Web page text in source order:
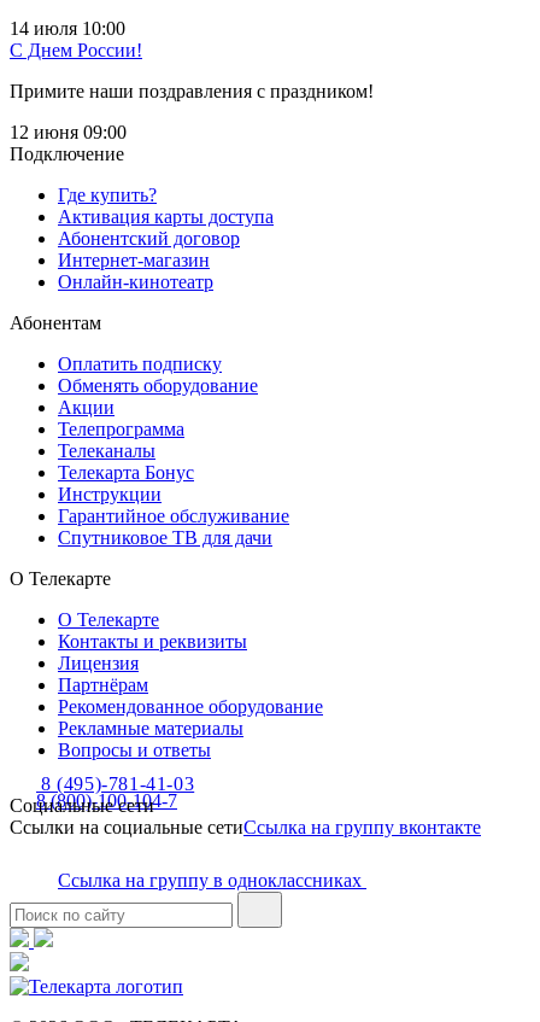
14 июля 10:00
С Днем России!
Примите наши поздравления с праздником!
12 июня 09:00
Подключение
Где купить?
Активация карты доступа
Абонентский договор
Интернет-магазин
Онлайн-кинотеатр
Абонентам
Оплатить подписку
Обменять оборудование
Акции
Телепрограмма
Телеканалы
Телекарта Бонус
Инструкции
Гарантийное обслуживание
Спутниковое ТВ для дачи
О Телекарте
О Телекарте
Контакты и реквизиты
Лицензия
Партнёрам
Рекомендованное оборудование
Рекламные материалы
Вопросы и ответы
8 (800)-100-104-7
8 (495)-781-41-03
Социальные сети
Ссылки на социальные сетиСсылка на группу вконтакте
Ссылка на группу в одноклассниках